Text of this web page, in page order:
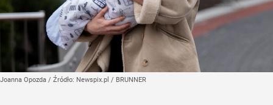
Joanna Opozda / Źródło: Newspix.pl / BRUNNER